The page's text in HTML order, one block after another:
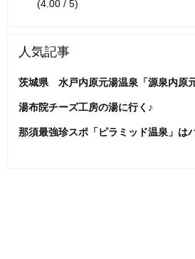
(4.00 / 5)
人気記事
茨城県 水戸内原元湯温泉「源泉内原
湯布院チーズ工房の湯に行く♪
那須最強珍スポ「ピラミッド温泉」は